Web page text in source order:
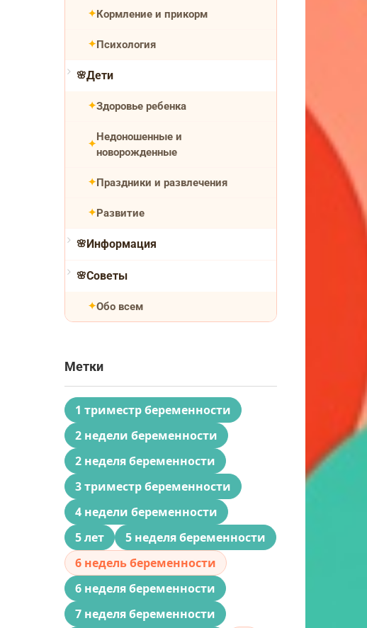
Кормление и прикорм
Психология
Дети
Здоровье ребенка
Недоношенные и
новорожденные
Праздники и развлечения
Развитие
Информация
Советы
Обо всем
Метки
1 триместр беременности
2 недели беременности
2 неделя беременности
3 триместр беременности
4 недели беременности
5 лет
5 неделя беременности
6 недель беременности
6 неделя беременности
7 неделя беременности